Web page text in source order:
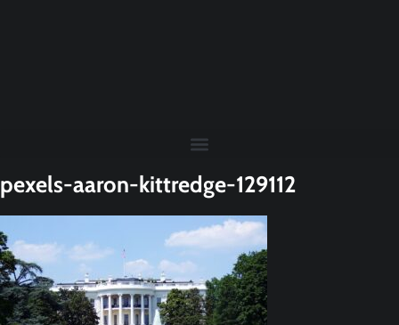
pexels-aaron-kittredge-129112